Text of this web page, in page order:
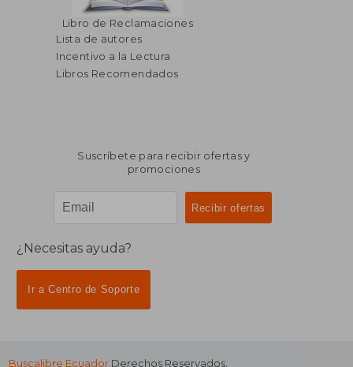
Libro de Reclamaciones
Lista de autores
Incentivo a la Lectura
Libros Recomendados
Suscríbete para recibir ofertas y
promociones
¿Necesitas ayuda?
Ir a Centro de Soporte
Buscalibre Ecuador Derechos Reservados.